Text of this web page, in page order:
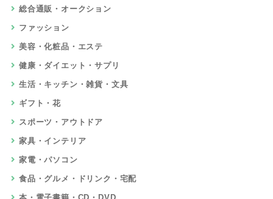
総合通販・オークション
ファッション
美容・化粧品・エステ
健康・ダイエット・サプリ
生活・キッチン・雑貨・文具
ギフト・花
スポーツ・アウトドア
家具・インテリア
家電・パソコン
食品・グルメ・ドリンク・宅配